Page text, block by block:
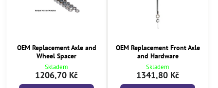
OEM Replacement Axle and
Wheel Spacer
Skladem
1206,70 Kč
OEM Replacement Front Axle
and Hardware
Skladem
1341,80 Kč